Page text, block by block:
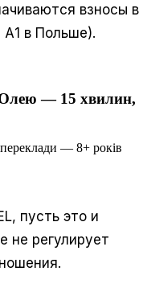
взносы в
в Польше).
Олею — 15 хвилин,
— 8+ років
пусть это и
не регулирует